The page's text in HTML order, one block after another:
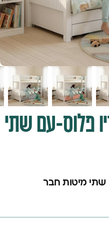
פלוס-עםשתי
מיטות חבר